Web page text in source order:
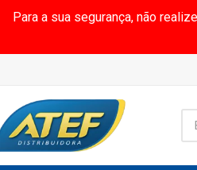
Para a sua segurança, não